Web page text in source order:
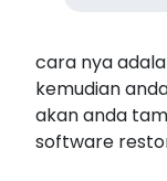
cara nya
kemudian
akan anda
software